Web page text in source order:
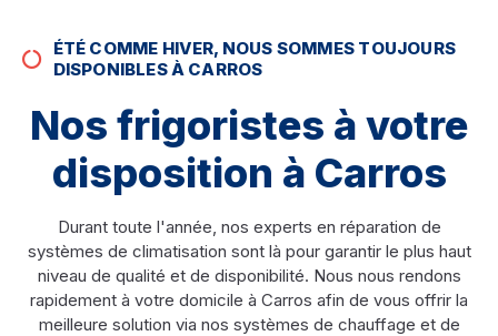
ÉTÉ COMME HIVER, NOUS SOMMES TOUJOURS
DISPONIBLES À CARROS
Nos frigoristes à votre
disposition à Carros
Durant toute l'année, nos experts en réparation de
systèmes de climatisation sont là pour garantir le plus haut
niveau de qualité et de disponibilité. Nous nous rendons
rapidement à votre domicile à Carros afin de vous offrir la
meilleure solution via nos systèmes de chauffage et de